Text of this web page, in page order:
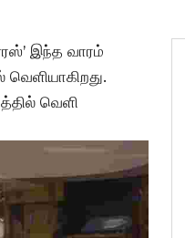
இந்த வாரம்
வெளி